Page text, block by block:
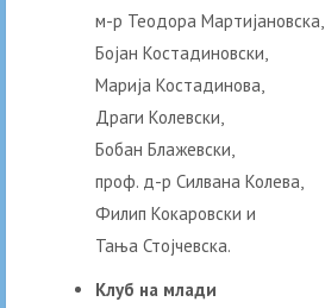
м-р Теодора Мартијановска,
Бојан Костадиновски,
Марија Костадинова,
Драги Колевски,
Бобан Блажевски,
проф. д-р Силвана Колева,
Филип Кокаровски и
Тања Стојчевска.
Клуб на млади